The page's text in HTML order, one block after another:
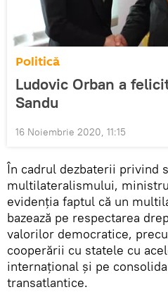
Politică
Ludovic Orban a
Sandu
16 Noiembrie 2020, 11:15
În cadrul dezbaterii privind
multilateralismului,
evidenţia faptul că un
bazează pe respectarea
valorilor democratice,
cooperării cu statele cu
internaţional şi pe
transatlantice.